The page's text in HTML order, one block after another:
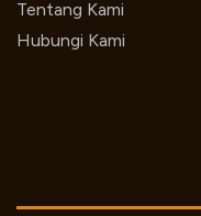
Tentang Kami
Hubungi Kami